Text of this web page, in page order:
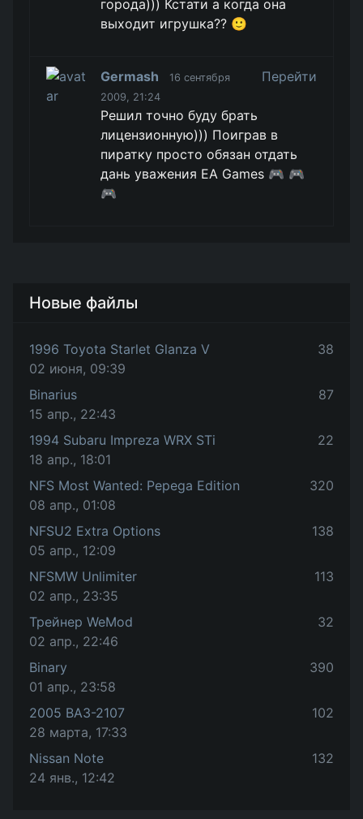
города))) Кстати а когда она
выходит игрушка?? 🙂
Germash
16 сентября
2009, 21:24
Перейти
Решил точно буду брать
лицензионную))) Поиграв в
пиратку просто обязан отдать
дань уважения EA Games 🎮 🎮
🎮
Новые файлы
1996 Toyota Starlet Glanza V
02 июня, 09:39
38
Binarius
15 апр., 22:43
87
1994 Subaru Impreza WRX STi
18 апр., 18:01
22
NFS Most Wanted: Pepega Edition
08 апр., 01:08
320
NFSU2 Extra Options
05 апр., 12:09
138
NFSMW Unlimiter
02 апр., 23:35
113
Трейнер WeMod
02 апр., 22:46
32
Binary
01 апр., 23:58
390
2005 ВАЗ-2107
28 марта, 17:33
102
Nissan Note
24 янв., 12:42
132